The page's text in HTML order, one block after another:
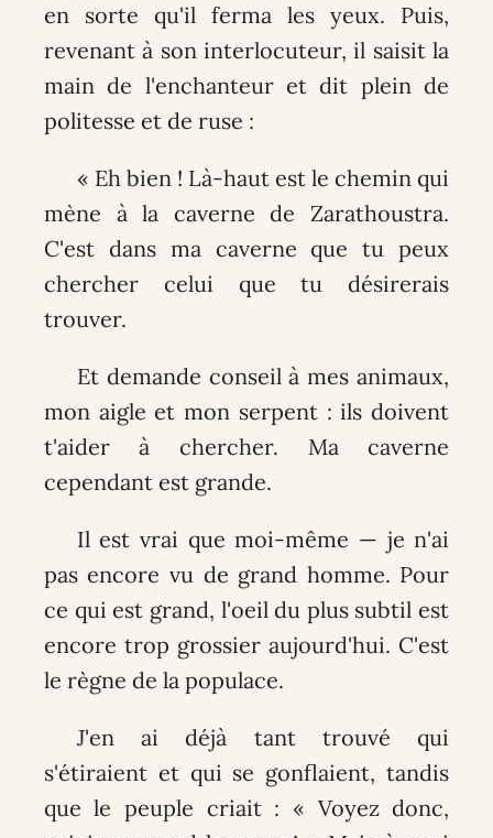
en sorte qu'il ferma les yeux. Puis,
revenant à son interlocuteur, il saisit la
main de l'enchanteur et dit plein de
politesse et de ruse :
« Eh bien ! Là-haut est le chemin qui
mène à la caverne de Zarathoustra.
C'est dans ma caverne que tu peux
chercher celui que tu désirerais
trouver.
Et demande conseil à mes animaux,
mon aigle et mon serpent : ils doivent
t'aider à chercher. Ma caverne
cependant est grande.
Il est vrai que moi-même — je n'ai
pas encore vu de grand homme. Pour
ce qui est grand, l'oeil du plus subtil est
encore trop grossier aujourd'hui. C'est
le règne de la populace.
J'en ai déjà tant trouvé qui
s'étiraient et qui se gonflaient, tandis
que le peuple criait : « Voyez donc,